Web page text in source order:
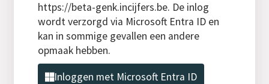
https://beta-genk.incijfers.be. De inlog
wordt verzorgd via Microsoft Entra ID en
kan in sommige gevallen een andere
opmaak hebben.
Inloggen met Microsoft Entra ID